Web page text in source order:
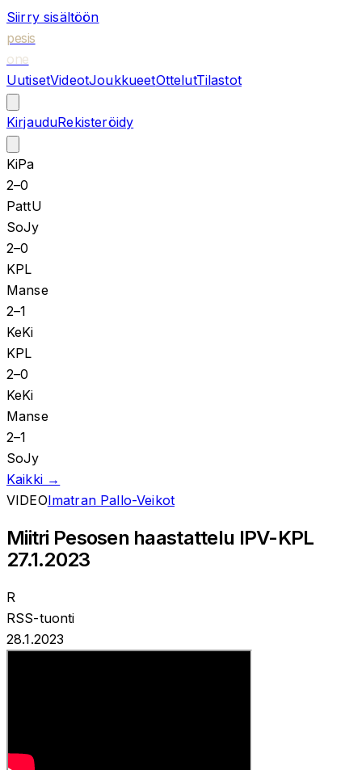
Siirry sisältöön
pesis
one
UutisetVideotJoukkueetOttelutTilastot
KirjauduRekisteröidy
KiPa
2–0
PattU
SoJy
2–0
KPL
Manse
2–1
KeKi
KPL
2–0
KeKi
Manse
2–1
SoJy
Kaikki →
VIDEOImatran Pallo-Veikot
Miitri Pesosen haastattelu IPV-KPL
27.1.2023
R
RSS-tuonti
28.1.2023